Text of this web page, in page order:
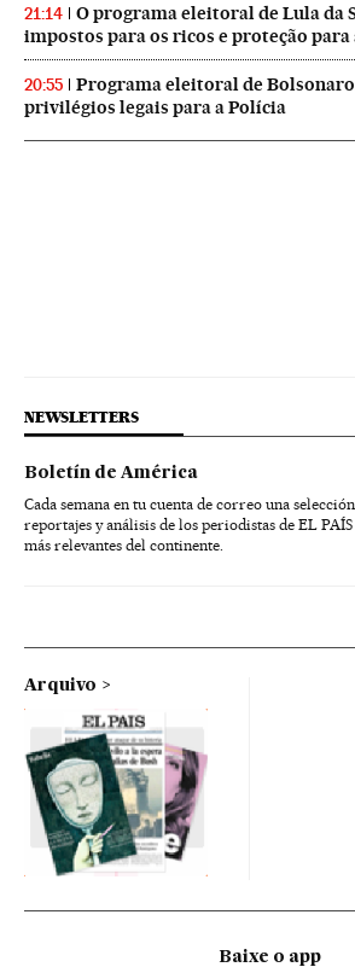
21:14
O programa eleitoral de Lula da
impostos para os ricos e proteção
20:55
Programa eleitoral de
privilégios legais para a Polícia
NEWSLETTERS
Boletín de América
Cada semana en tu cuenta de correo una
reportajes y análisis de los periodistas de EL
más relevantes del continente.
Arquivo
Baixe o app